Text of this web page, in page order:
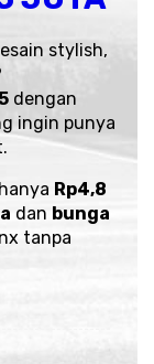
stylish,
dengan
ingin punya
Rp4,8
dan bunga
tanpa